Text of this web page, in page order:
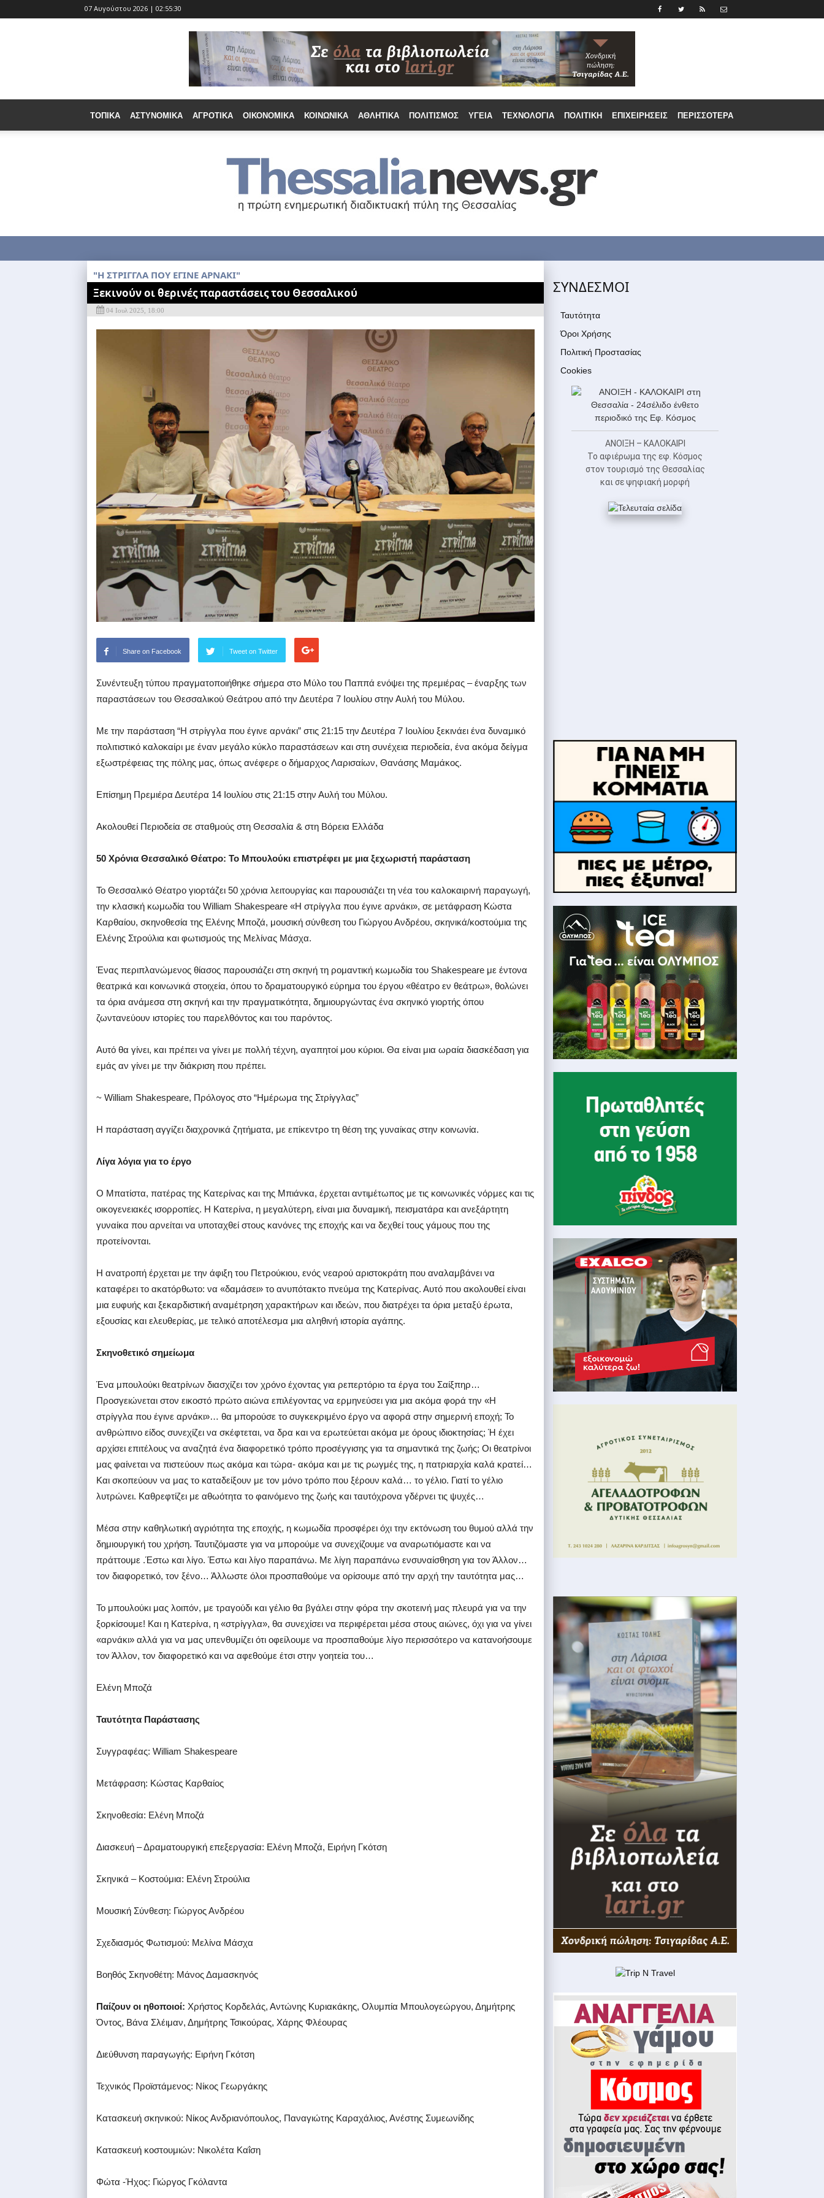
07 Αυγούστου 2026 | 02:55:31
ΤΟΠΙΚΆ ΑΣΤΥΝΟΜΙΚΆ ΑΓΡΟΤΙΚΆ ΟΙΚΟΝΟΜΙΚΆ ΚΟΙΝΩΝΙΚΆ ΑΘΛΗΤΙΚΆ ΠΟΛΙΤΙΣΜΌΣ ΥΓΕΊΑ ΤΕΧΝΟΛΟΓΊΑ ΠΟΛΙΤΙΚΉ ΕΠΙΧΕΙΡΉΣΕΙΣ ΠΕΡΙΣΣΟΤΕΡΑ
"H ΣΤΡΙΓΓΛΑ ΠΟΥ ΕΓΙΝΕ ΑΡΝΑΚΙ"
Ξεκινούν οι θερινές παραστάσεις του Θεσσαλικού
04 Ιουλ 2025, 18:00
Share on Facebook Tweet on Twitter
Συνέντευξη τύπου πραγματοποιήθηκε σήμερα στο Μύλο του Παππά ενόψει της πρεμιέρας – έναρξης των
παραστάσεων του Θεσσαλικού Θεάτρου από την Δευτέρα 7 Ιουλίου στην Αυλή του Μύλου.
Με την παράσταση “Η στρίγγλα που έγινε αρνάκι” στις 21:15 την Δευτέρα 7 Ιουλίου ξεκινάει ένα δυναμικό
πολιτιστικό καλοκαίρι με έναν μεγάλο κύκλο παραστάσεων και στη συνέχεια περιοδεία, ένα ακόμα δείγμα
εξωστρέφειας της πόλης μας, όπως ανέφερε ο δήμαρχος Λαρισαίων, Θανάσης Μαμάκος.
Επίσημη Πρεμιέρα Δευτέρα 14 Ιουλίου στις 21:15 στην Αυλή του Μύλου.
Ακολουθεί Περιοδεία σε σταθμούς στη Θεσσαλία & στη Βόρεια Ελλάδα
50 Χρόνια Θεσσαλικό Θέατρο: Το Μπουλούκι επιστρέφει με μια ξεχωριστή παράσταση
Το Θεσσαλικό Θέατρο γιορτάζει 50 χρόνια λειτουργίας και παρουσιάζει τη νέα του καλοκαιρινή παραγωγή,
την κλασική κωμωδία του William Shakespeare «Η στρίγγλα που έγινε αρνάκι», σε μετάφραση Κώστα
Καρθαίου, σκηνοθεσία της Ελένης Μποζά, μουσική σύνθεση του Γιώργου Ανδρέου, σκηνικά/κοστούμια της
Ελένης Στρούλια και φωτισμούς της Μελίνας Μάσχα.
Ένας περιπλανώμενος θίασος παρουσιάζει στη σκηνή τη ρομαντική κωμωδία του Shakespeare με έντονα
θεατρικά και κοινωνικά στοιχεία, όπου το δραματουργικό εύρημα του έργου «θέατρο εν θεάτρω», θολώνει
τα όρια ανάμεσα στη σκηνή και την πραγματικότητα, δημιουργώντας ένα σκηνικό γιορτής όπου
ζωντανεύουν ιστορίες του παρελθόντος και του παρόντος.
Αυτό θα γίνει, και πρέπει να γίνει με πολλή τέχνη, αγαπητοί μου κύριοι. Θα είναι μια ωραία διασκέδαση για
εμάς αν γίνει με την διάκριση που πρέπει.
~ William Shakespeare, Πρόλογος στο “Ημέρωμα της Στρίγγλας”
Η παράσταση αγγίζει διαχρονικά ζητήματα, με επίκεντρο τη θέση της γυναίκας στην κοινωνία.
Λίγα λόγια για το έργο
Ο Μπατίστα, πατέρας της Κατερίνας και της Μπιάνκα, έρχεται αντιμέτωπος με τις κοινωνικές νόρμες και τις
οικογενειακές ισορροπίες. Η Κατερίνα, η μεγαλύτερη, είναι μια δυναμική, πεισματάρα και ανεξάρτητη
γυναίκα που αρνείται να υποταχθεί στους κανόνες της εποχής και να δεχθεί τους γάμους που της
προτείνονται.
Η ανατροπή έρχεται με την άφιξη του Πετρούκιου, ενός νεαρού αριστοκράτη που αναλαμβάνει να
καταφέρει το ακατόρθωτο: να «δαμάσει» το ανυπότακτο πνεύμα της Κατερίνας. Αυτό που ακολουθεί είναι
μια ευφυής και ξεκαρδιστική αναμέτρηση χαρακτήρων και ιδεών, που διατρέχει τα όρια μεταξύ έρωτα,
εξουσίας και ελευθερίας, με τελικό αποτέλεσμα μια αληθινή ιστορία αγάπης.
Σκηνοθετικό σημείωμα
Ένα μπουλούκι θεατρίνων διασχίζει τον χρόνο έχοντας για ρεπερτόριο τα έργα του Σαίξπηρ…
Προσγειώνεται στον εικοστό πρώτο αιώνα επιλέγοντας να ερμηνεύσει για μια ακόμα φορά την «Η
στρίγγλα που έγινε αρνάκι»… θα μπορούσε το συγκεκριμένο έργο να αφορά στην σημερινή εποχή; Το
ανθρώπινο είδος συνεχίζει να σκέφτεται, να δρα και να ερωτεύεται ακόμα με όρους ιδιοκτησίας; Ή έχει
αρχίσει επιτέλους να αναζητά ένα διαφορετικό τρόπο προσέγγισης για τα σημαντικά της ζωής; Οι θεατρίνοι
μας φαίνεται να πιστεύουν πως ακόμα και τώρα- ακόμα και με τις ρωγμές της, η πατριαρχία καλά κρατεί…
Και σκοπεύουν να μας το καταδείξουν με τον μόνο τρόπο που ξέρουν καλά… το γέλιο. Γιατί το γέλιο
λυτρώνει. Καθρεφτίζει με αθωότητα το φαινόμενο της ζωής και ταυτόχρονα γδέρνει τις ψυχές…
Μέσα στην καθηλωτική αγριότητα της εποχής, η κωμωδία προσφέρει όχι την εκτόνωση του θυμού αλλά την
δημιουργική του χρήση. Ταυτιζόμαστε για να μπορούμε να συνεχίζουμε να αναρωτιόμαστε και να
πράττουμε .Έστω και λίγο. Έστω και λίγο παραπάνω. Με λίγη παραπάνω ενσυναίσθηση για τον Άλλον…
τον διαφορετικό, τον ξένο… Άλλωστε όλοι προσπαθούμε να ορίσουμε από την αρχή την ταυτότητα μας…
Το μπουλούκι μας λοιπόν, με τραγούδι και γέλιο θα βγάλει στην φόρα την σκοτεινή μας πλευρά για να την
ξορκίσουμε! Και η Κατερίνα, η «στρίγγλα», θα συνεχίσει να περιφέρεται μέσα στους αιώνες, όχι για να γίνει
«αρνάκι» αλλά για να μας υπενθυμίζει ότι οφείλουμε να προσπαθούμε λίγο περισσότερο να κατανοήσουμε
τον Άλλον, τον διαφορετικό και να αφεθούμε έτσι στην γοητεία του…
Ελένη Μποζά
Ταυτότητα Παράστασης
Συγγραφέας: William Shakespeare
Μετάφραση: Κώστας Καρθαίος
Σκηνοθεσία: Ελένη Μποζά
Διασκευή – Δραματουργική επεξεργασία: Ελένη Μποζά, Ειρήνη Γκότση
Σκηνικά – Κοστούμια: Ελένη Στρούλια
Μουσική Σύνθεση: Γιώργος Ανδρέου
Σχεδιασμός Φωτισμού: Μελίνα Μάσχα
Βοηθός Σκηνοθέτη: Μάνος Δαμασκηνός
Παίζουν οι ηθοποιοί: Χρήστος Κορδελάς, Αντώνης Κυριακάκης, Ολυμπία Μπουλογεώργου, Δημήτρης
Όντος, Βάνα Σλέιμαν, Δημήτρης Τσικούρας, Χάρης Φλέουρας
Διεύθυνση παραγωγής: Ειρήνη Γκότση
Τεχνικός Προϊστάμενος: Νίκος Γεωργάκης
Κατασκευή σκηνικού: Νίκος Ανδριανόπουλος, Παναγιώτης Καραχάλιος, Ανέστης Συμεωνίδης
Κατασκευή κοστουμιών: Νικολέτα Καΐση
Φώτα -Ήχος: Γιώργος Γκόλαντα
ΣΥΝΔΕΣΜΟΙ
Ταυτότητα
Όροι Χρήσης
Πολιτική Προστασίας
Cookies
ΑΝΟΙΞΗ – ΚΑΛΟΚΑΙΡΙ
Το αφιέρωμα της εφ. Κόσμος
στον τουρισμό της Θεσσαλίας
και σε ψηφιακή μορφή